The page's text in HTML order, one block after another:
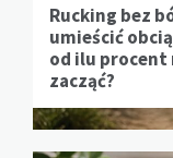
Rucking bez
umieścić
od ilu procent
zacząć?